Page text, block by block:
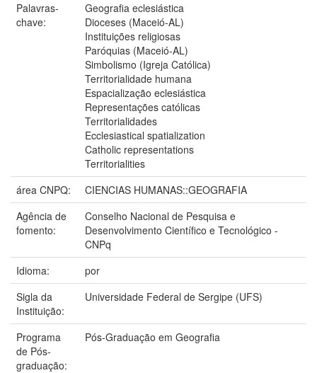
Palavras-
chave:
Geografia eclesiástica
Dioceses (Maceió-AL)
Instituições religiosas
Paróquias (Maceió-AL)
Simbolismo (Igreja Católica)
Territorialidade humana
Espacialização eclesiástica
Representações católicas
Territorialidades
Ecclesiastical spatialization
Catholic representations
Territorialities
área CNPQ:
CIENCIAS HUMANAS::GEOGRAFIA
Agência de
fomento:
Conselho Nacional de Pesquisa e
Desenvolvimento Científico e Tecnológico -
CNPq
Idioma:
por
Sigla da
Instituição:
Universidade Federal de Sergipe (UFS)
Programa
de Pós-
graduação:
Pós-Graduação em Geografia